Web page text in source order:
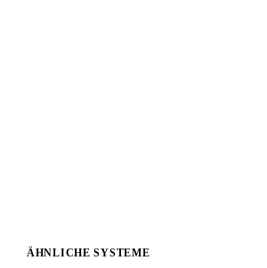
ÄHNLICHE SYSTEME